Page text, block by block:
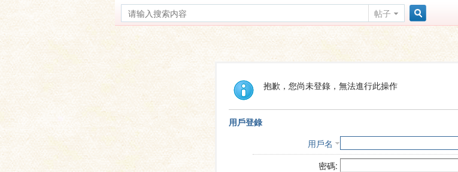
帖子
抱歉，您尚未登錄，無法進行此操作
用戶登錄
用戶名
密碼: